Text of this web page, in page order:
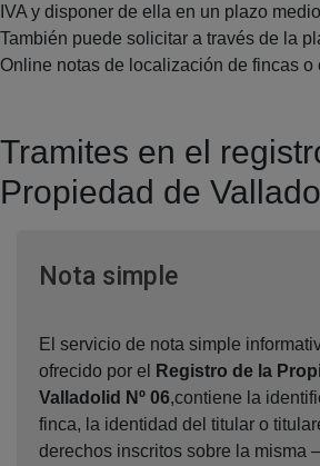
IVA y disponer de ella en un plazo
También puede solicitar a través de la
Online notas de localización de fincas o
Tramites en el
Propiedad de
Nota simpleVentana
El servicio de nota simple
ofrecido por el
Registro de la
Valladolid Nº 06,contiene la
finca, la identidad del titular o
derechos inscritos sobre la misma